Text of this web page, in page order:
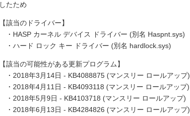
したため
【該当のドライバー】
・HASP カーネル デバイス ドライバー (別名 Haspnt.sys)
・ハード ロック キー ドライバー (別名 hardlock.sys)
【該当の可能性がある更新プログラム】
・2018年3月14日 - KB4088875 (マンスリー ロールアップ)
・2018年4月11日 - KB4093118 (マンスリー ロールアップ)
・2018年5月9日 - KB4103718 (マンスリー ロールアップ)
・2018年6月13日 - KB4284826 (マンスリー ロールアップ)